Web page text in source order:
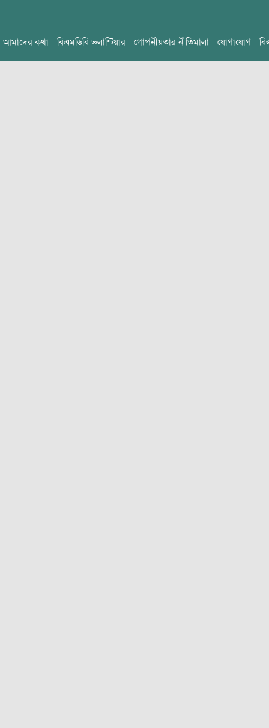
আমাদের কথা বিএমডিবি ভলান্টিয়ার গোপনীয়তার নীতিমালা যোগাযোগ